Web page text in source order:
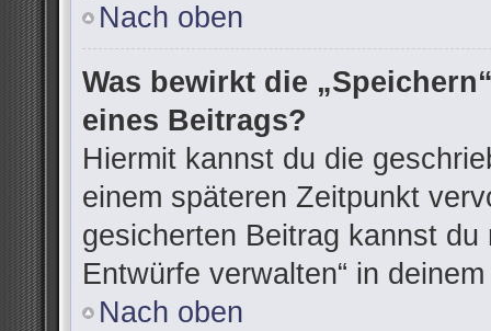
Nach oben
Was bewirkt die
eines Beitrags?
Hiermit kannst du die
einem späteren Zeitpunkt
gesicherten Beitrag kannst
Entwürfe verwalten“ in
Nach oben